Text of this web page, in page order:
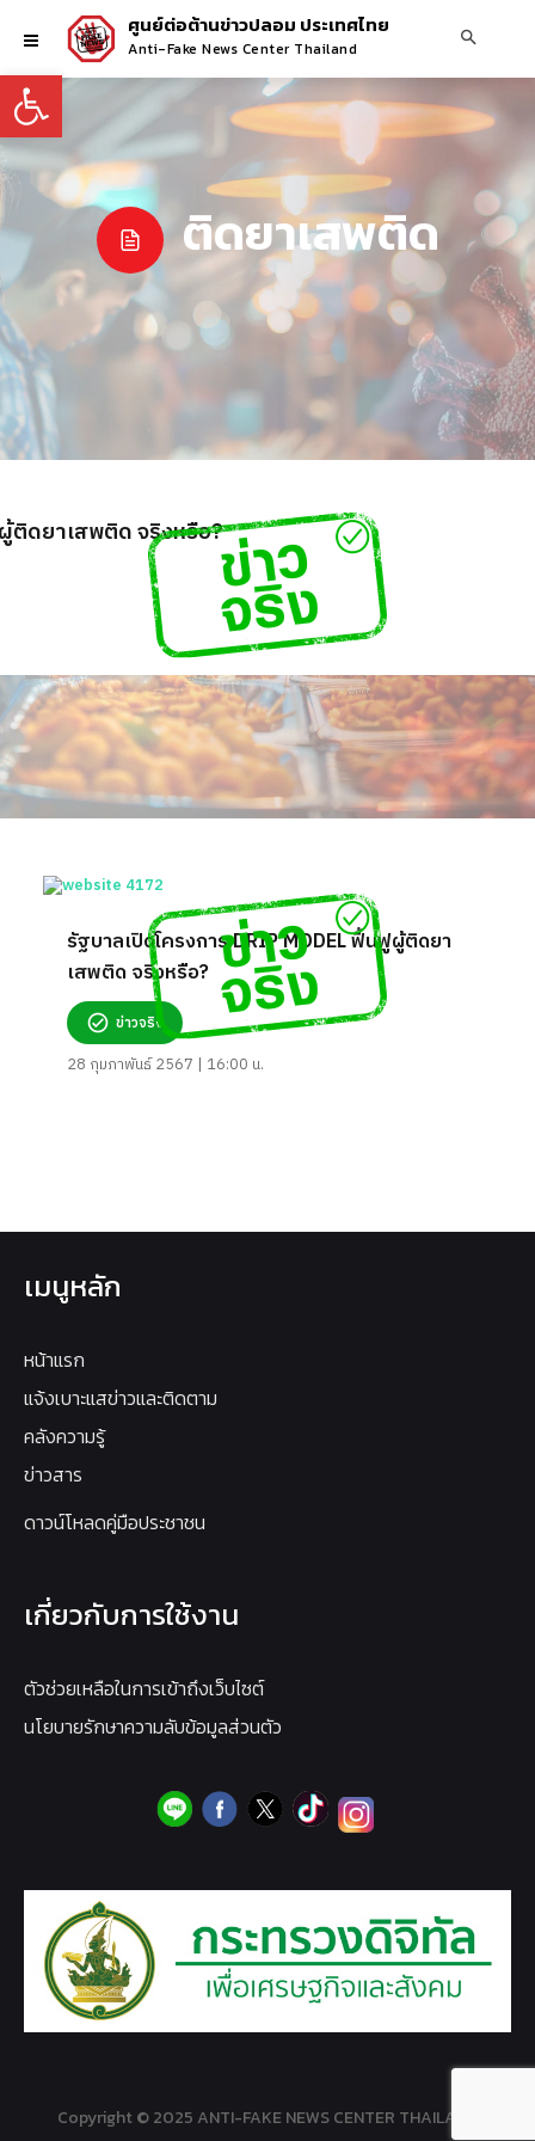
Open toolbar
ศูนย์ต่อต้านข่าวปลอม ประเทศไทย
Anti-Fake News Center Thailand
ติดยาเสพติด
ติดยาเสพติด จริงหรือ?
รัฐบาลเปิดโครงการ DRIP MODEL ฟื้นฟูผู้ติดยา
เสพติด จริงหรือ?
ข่าวจริง
28 กุมภาพันธ์ 2567 | 16:00 น.
เมนูหลัก
หน้าแรก
แจ้งเบาะแสข่าวและติดตาม
คลังความรู้
ข่าวสาร
ดาวน์โหลดคู่มือประชาชน
เกี่ยวกับการใช้งาน
ตัวช่วยเหลือในการเข้าถึงเว็บไซต์
นโยบายรักษาความลับข้อมูลส่วนตัว
Copyright © 2025 ANTI-FAKE NEWS CENTER THAILAND